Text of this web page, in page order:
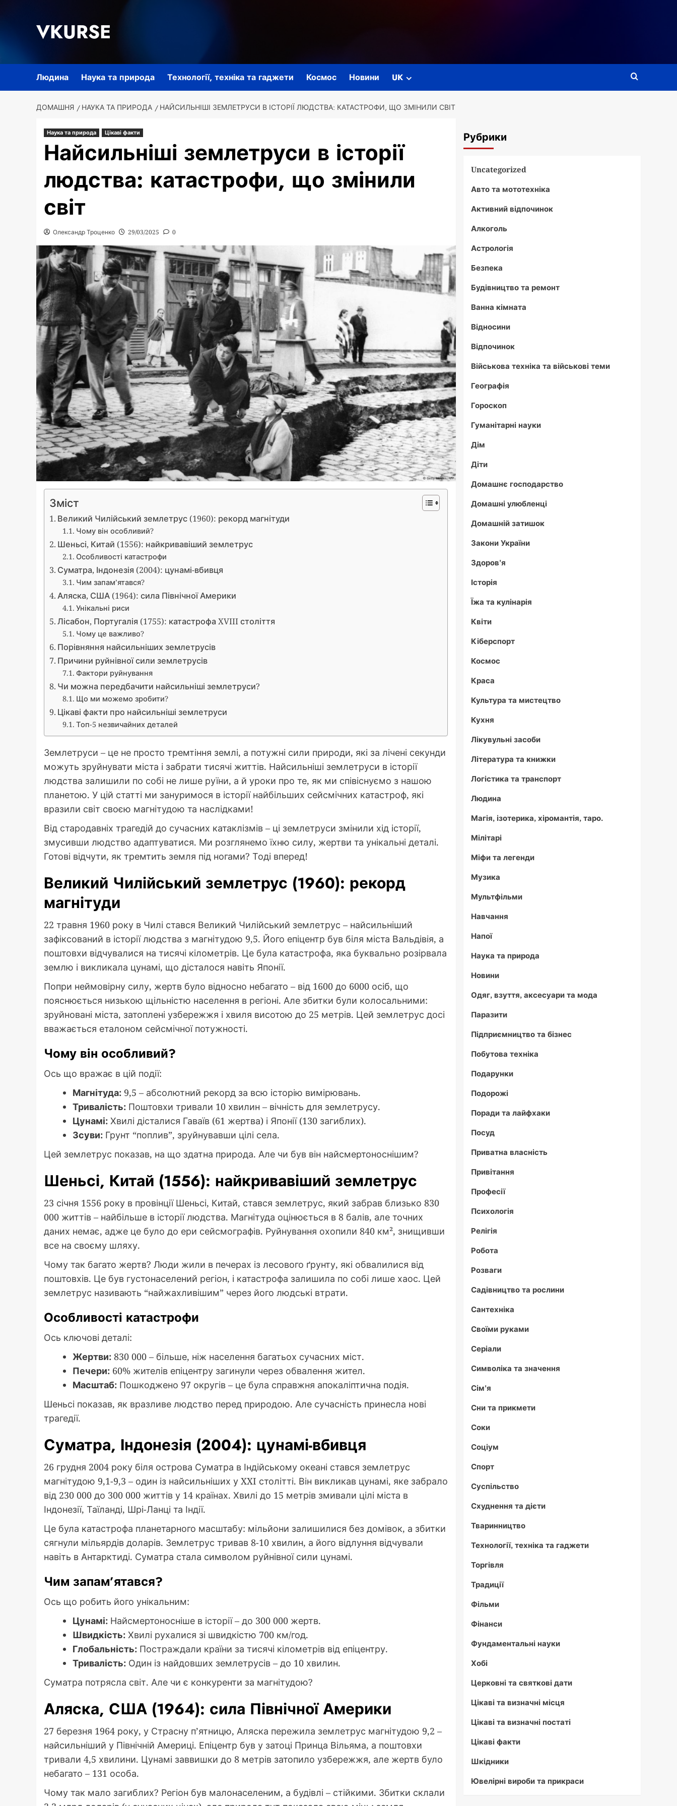
VKURSE
Людина Наука та природа Технології, техніка та гаджети Космос Новини UK
ДОМАШНЯ НАУКА ТА ПРИРОДА НАЙСИЛЬНІШІ ЗЕМЛЕТРУСИ В ІСТОРІЇ ЛЮДСТВА: КАТАСТРОФИ, ЩО ЗМІНИЛИ СВІТ
Наука та природа Цікаві факти
Найсильніші землетруси в історії
людства: катастрофи, що змінили
світ
Олександр Троценко 29/03/2025 0
Зміст
Великий Чилійський землетрус (1960): рекорд магнітуди
Чому він особливий?
Шеньсі, Китай (1556): найкривавіший землетрус
Особливості катастрофи
Суматра, Індонезія (2004): цунамі-вбивця
Чим запам’ятався?
Аляска, США (1964): сила Північної Америки
Унікальні риси
Лісабон, Португалія (1755): катастрофа XVIII століття
Чому це важливо?
Порівняння найсильніших землетрусів
Причини руйнівної сили землетрусів
Фактори руйнування
Чи можна передбачити найсильніші землетруси?
Що ми можемо зробити?
Цікаві факти про найсильніші землетруси
Топ-5 незвичайних деталей
Землетруси – це не просто тремтіння землі, а потужні сили природи, які за лічені секунди
можуть зруйнувати міста і забрати тисячі життів. Найсильніші землетруси в історії
людства залишили по собі не лише руїни, а й уроки про те, як ми співіснуємо з нашою
планетою. У цій статті ми зануримося в історії найбільших сейсмічних катастроф, які
вразили світ своєю магнітудою та наслідками!
Від стародавніх трагедій до сучасних катаклізмів – ці землетруси змінили хід історії,
змусивши людство адаптуватися. Ми розглянемо їхню силу, жертви та унікальні деталі.
Готові відчути, як тремтить земля під ногами? Тоді вперед!
Великий Чилійський землетрус (1960): рекорд
магнітуди
22 травня 1960 року в Чилі стався Великий Чилійський землетрус – найсильніший
зафіксований в історії людства з магнітудою 9,5. Його епіцентр був біля міста Вальдівія, а
поштовхи відчувалися на тисячі кілометрів. Це була катастрофа, яка буквально розірвала
землю і викликала цунамі, що дісталося навіть Японії.
Попри неймовірну силу, жертв було відносно небагато – від 1600 до 6000 осіб, що
пояснюється низькою щільністю населення в регіоні. Але збитки були колосальними:
зруйновані міста, затоплені узбережжя і хвиля висотою до 25 метрів. Цей землетрус досі
вважається еталоном сейсмічної потужності.
Чому він особливий?
Ось що вражає в цій події:
Магнітуда: 9,5 – абсолютний рекорд за всю історію вимірювань.
Тривалість: Поштовхи тривали 10 хвилин – вічність для землетрусу.
Цунамі: Хвилі дісталися Гаваїв (61 жертва) і Японії (130 загиблих).
Зсуви: Грунт “поплив”, зруйнувавши цілі села.
Цей землетрус показав, на що здатна природа. Але чи був він найсмертоноснішим?
Шеньсі, Китай (1556): найкривавіший землетрус
23 січня 1556 року в провінції Шеньсі, Китай, стався землетрус, який забрав близько 830
000 життів – найбільше в історії людства. Магнітуда оцінюється в 8 балів, але точних
даних немає, адже це було до ери сейсмографів. Руйнування охопили 840 км², знищивши
все на своєму шляху.
Чому так багато жертв? Люди жили в печерах із лесового ґрунту, які обвалилися від
поштовхів. Це був густонаселений регіон, і катастрофа залишила по собі лише хаос. Цей
землетрус називають “найжахливішим” через його людські втрати.
Особливості катастрофи
Ось ключові деталі:
Жертви: 830 000 – більше, ніж населення багатьох сучасних міст.
Печери: 60% жителів епіцентру загинули через обвалення жител.
Масштаб: Пошкоджено 97 округів – це була справжня апокаліптична подія.
Шеньсі показав, як вразливе людство перед природою. Але сучасність принесла нові
трагедії.
Суматра, Індонезія (2004): цунамі-вбивця
26 грудня 2004 року біля острова Суматра в Індійському океані стався землетрус
магнітудою 9,1-9,3 – один із найсильніших у XXI столітті. Він викликав цунамі, яке забрало
від 230 000 до 300 000 життів у 14 країнах. Хвилі до 15 метрів змивали цілі міста в
Індонезії, Таїланді, Шрі-Ланці та Індії.
Це була катастрофа планетарного масштабу: мільйони залишилися без домівок, а збитки
сягнули мільярдів доларів. Землетрус тривав 8-10 хвилин, а його відлуння відчували
навіть в Антарктиді. Суматра стала символом руйнівної сили цунамі.
Чим запам’ятався?
Ось що робить його унікальним:
Цунамі: Найсмертоносніше в історії – до 300 000 жертв.
Швидкість: Хвилі рухалися зі швидкістю 700 км/год.
Глобальність: Постраждали країни за тисячі кілометрів від епіцентру.
Тривалість: Один із найдовших землетрусів – до 10 хвилин.
Суматра потрясла світ. Але чи є конкуренти за магнітудою?
Аляска, США (1964): сила Північної Америки
27 березня 1964 року, у Страсну п’ятницю, Аляска пережила землетрус магнітудою 9,2 –
найсильніший у Північній Америці. Епіцентр був у затоці Принца Вільяма, а поштовхи
тривали 4,5 хвилини. Цунамі заввишки до 8 метрів затопило узбережжя, але жертв було
небагато – 131 особа.
Чому так мало загиблих? Регіон був малонаселеним, а будівлі – стійкими. Збитки склали
Рубрики
Uncategorized
Авто та мототехніка
Активний відпочинок
Алкоголь
Астрологія
Безпека
Будівництво та ремонт
Ванна кімната
Відносини
Відпочинок
Військова техніка та військові теми
Географія
Гороскоп
Гуманітарні науки
Дім
Діти
Домашнє господарство
Домашні улюбленці
Домашній затишок
Закони України
Здоров'я
Історія
Їжа та кулінарія
Квіти
Кіберспорт
Космос
Краса
Культура та мистецтво
Кухня
Лікувульні засоби
Література та книжки
Логістика та транспорт
Людина
Магія, ізотерика, хіромантія, таро.
Мілітарі
Міфи та легенди
Музика
Мультфільми
Навчання
Напої
Наука та природа
Новини
Одяг, взуття, аксесуари та мода
Паразити
Підприємництво та бізнес
Побутова техніка
Подарунки
Подорожі
Поради та лайфхаки
Посуд
Приватна власність
Привітання
Професії
Психологія
Релігія
Робота
Розваги
Садівництво та рослини
Сантехніка
Своїми руками
Серіали
Символіка та значення
Сім'я
Сни та прикмети
Соки
Соціум
Спорт
Суспільство
Схуднення та дієти
Тваринництво
Технології, техніка та гаджети
Торгівля
Традиції
Фільми
Фінанси
Фундаментальні науки
Хобі
Церковні та святкові дати
Цікаві та визначні місця
Цікаві та визначні постаті
Цікаві факти
Шкідники
Ювелірні вироби та прикраси